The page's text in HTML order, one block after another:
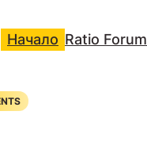
Начало Ratio Forum